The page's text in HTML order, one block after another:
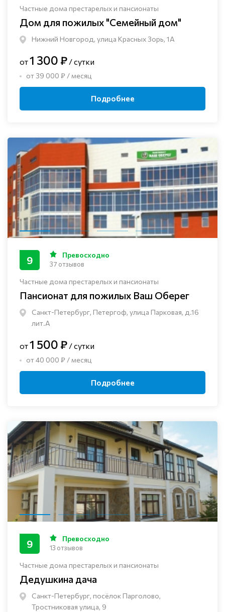
Частные дома престарелых и пансионаты
Дом для пожилых "Семейный дом"
Нижний Новгород, улица Красных Зорь, 1А
от1 300 ₽ / сутки
от 39 000 ₽ / месяц
Подробнее
Частные дома престарелых и пансионаты
Пансионат для пожилых Ваш Оберег
Санкт-Петербург, Петергоф, улица Парковая, д.16
лит.А
9 Превосходно
37 отзывов
от1 500 ₽ / сутки
от 40 000 ₽ / месяц
Подробнее
Частные дома престарелых и пансионаты
Дедушкина дача
Санкт-Петербург, посёлок Парголово,
Тростниковая улица, 9
9 Превосходно
13 отзывов